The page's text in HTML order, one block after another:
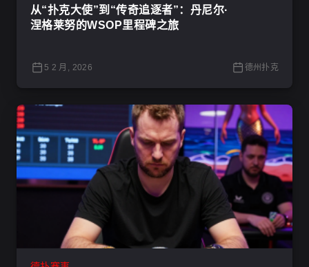
从“扑克大使”到“传奇追逐者”：丹尼尔·
涅格莱努的WSOP里程碑之旅
5 2 月, 2026 德州扑克